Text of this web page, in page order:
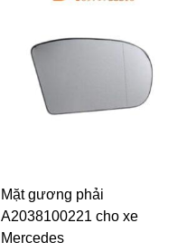
Mặt gương phải
A2038100221 cho xe
Mercedes